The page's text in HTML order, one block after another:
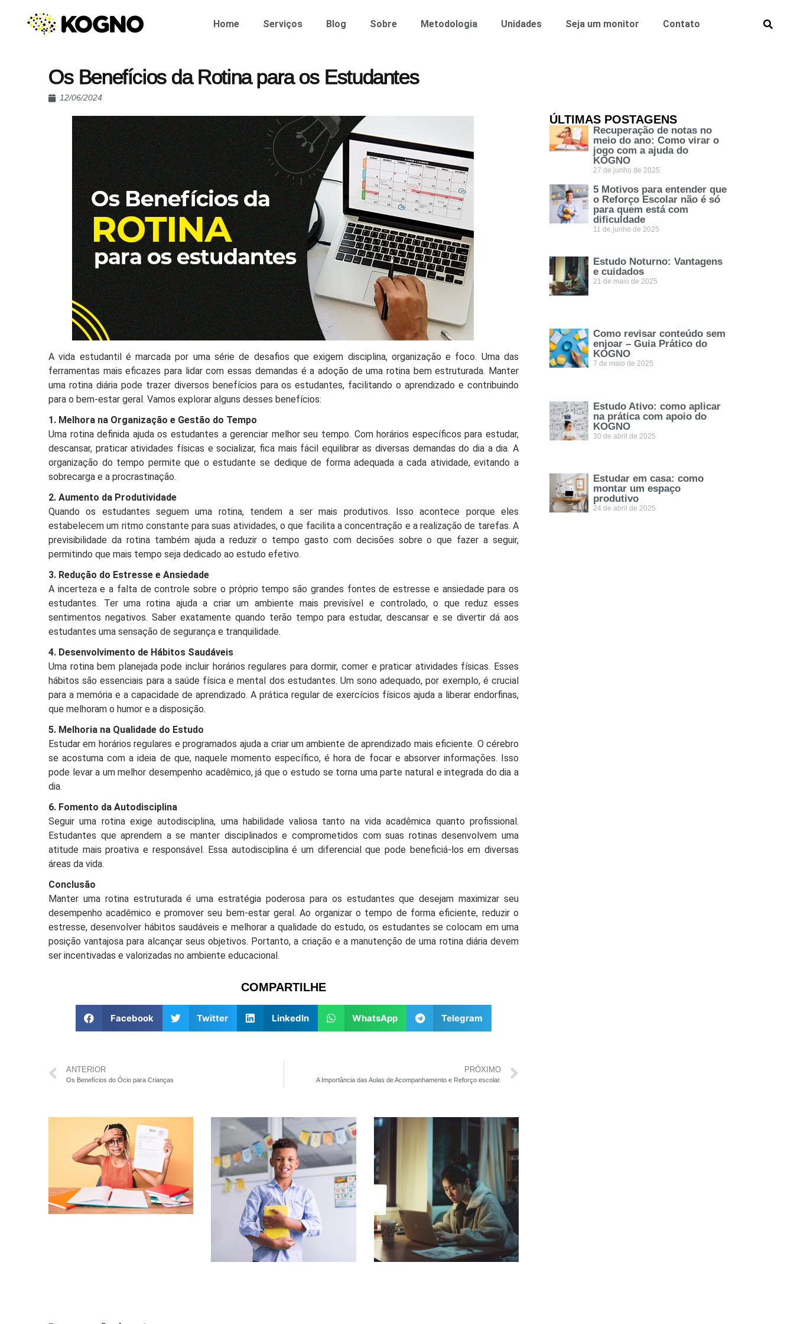
Home Serviços Blog Sobre Metodologia Unidades Seja um monitor Contato
Os Benefícios da Rotina para os Estudantes
12/06/2024
A vida estudantil é marcada por uma série de desafios que exigem disciplina, organização e foco. Uma das
ferramentas mais eficazes para lidar com essas demandas é a adoção de uma rotina bem estruturada. Manter
uma rotina diária pode trazer diversos benefícios para os estudantes, facilitando o aprendizado e contribuindo
para o bem-estar geral. Vamos explorar alguns desses benefícios:
1. Melhora na Organização e Gestão do Tempo
Uma rotina definida ajuda os estudantes a gerenciar melhor seu tempo. Com horários específicos para estudar,
descansar, praticar atividades físicas e socializar, fica mais fácil equilibrar as diversas demandas do dia a dia. A
organização do tempo permite que o estudante se dedique de forma adequada a cada atividade, evitando a
sobrecarga e a procrastinação.
2. Aumento da Produtividade
Quando os estudantes seguem uma rotina, tendem a ser mais produtivos. Isso acontece porque eles
estabelecem um ritmo constante para suas atividades, o que facilita a concentração e a realização de tarefas. A
previsibilidade da rotina também ajuda a reduzir o tempo gasto com decisões sobre o que fazer a seguir,
permitindo que mais tempo seja dedicado ao estudo efetivo.
3. Redução do Estresse e Ansiedade
A incerteza e a falta de controle sobre o próprio tempo são grandes fontes de estresse e ansiedade para os
estudantes. Ter uma rotina ajuda a criar um ambiente mais previsível e controlado, o que reduz esses
sentimentos negativos. Saber exatamente quando terão tempo para estudar, descansar e se divertir dá aos
estudantes uma sensação de segurança e tranquilidade.
4. Desenvolvimento de Hábitos Saudáveis
Uma rotina bem planejada pode incluir horários regulares para dormir, comer e praticar atividades físicas. Esses
hábitos são essenciais para a saúde física e mental dos estudantes. Um sono adequado, por exemplo, é crucial
para a memória e a capacidade de aprendizado. A prática regular de exercícios físicos ajuda a liberar endorfinas,
que melhoram o humor e a disposição.
5. Melhoria na Qualidade do Estudo
Estudar em horários regulares e programados ajuda a criar um ambiente de aprendizado mais eficiente. O cérebro
se acostuma com a ideia de que, naquele momento específico, é hora de focar e absorver informações. Isso
pode levar a um melhor desempenho acadêmico, já que o estudo se torna uma parte natural e integrada do dia a
dia.
6. Fomento da Autodisciplina
Seguir uma rotina exige autodisciplina, uma habilidade valiosa tanto na vida acadêmica quanto profissional.
Estudantes que aprendem a se manter disciplinados e comprometidos com suas rotinas desenvolvem uma
atitude mais proativa e responsável. Essa autodisciplina é um diferencial que pode beneficiá-los em diversas
áreas da vida.
Conclusão
Manter uma rotina estruturada é uma estratégia poderosa para os estudantes que desejam maximizar seu
desempenho acadêmico e promover seu bem-estar geral. Ao organizar o tempo de forma eficiente, reduzir o
estresse, desenvolver hábitos saudáveis e melhorar a qualidade do estudo, os estudantes se colocam em uma
posição vantajosa para alcançar seus objetivos. Portanto, a criação e a manutenção de uma rotina diária devem
ser incentivadas e valorizadas no ambiente educacional.
COMPARTILHE
Facebook Twitter LinkedIn WhatsApp Telegram
ANTERIOR
Os Benefícios do Ócio para Crianças
PRÓXIMO
A Importância das Aulas de Acompanhamento e Reforço escolar.
ÚLTIMAS POSTAGENS
Recuperação de notas no
meio do ano: Como virar o
jogo com a ajuda do
KOGNO
27 de junho de 2025
5 Motivos para entender que
o Reforço Escolar não é só
para quem está com
dificuldade
11 de junho de 2025
Estudo Noturno: Vantagens
e cuidados
21 de maio de 2025
Como revisar conteúdo sem
enjoar – Guia Prático do
KOGNO
7 de maio de 2025
Estudo Ativo: como aplicar
na prática com apoio do
KOGNO
30 de abril de 2025
Estudar em casa: como
montar um espaço
produtivo
24 de abril de 2025